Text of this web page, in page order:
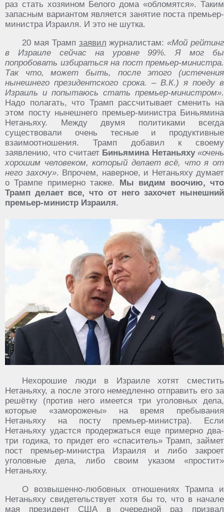
раз стать хозяином Белого дома «обломятся». Таким
запасным вариантом является занятие поста премьер-
министра Израиля. И это не шутка.
20 мая Трамп заявил журналистам:«Мой рейтинг
в Израиле сейчас на уровне 99%. Я мог бы
попробовать избираться на пост премьер-министра.
Так что, может быть, после этого (истечения
нынешнего президентского срока. – В.К.) я поеду в
Израиль и попытаюсь стать премьер-министром».
Надо полагать, что Трамп рассчитывает сменить на
этом посту нынешнего премьер-министра Биньямина
Нетаньяху. Между двумя политиками всегда
существовали очень тесные и продуктивные
взаимоотношения. Трамп добавил к своему
заявлению, что считает Биньямина Нетаньяху «очень
хорошим человеком, который делает всё, что я от
него захочу». Впрочем, наверное, и Нетаньяху думает
о Трампе примерно также. Мы видим воочию, что
Трамп делает все, что от него захочет нынешний
премьер-министр Израиля.
Нехорошие люди в Израиле хотят сместить
Нетаньяху, а после этого немедленно отправить его за
решётку (против него имеется три уголовных дела,
которые «заморожены» на время пребывания
Нетаньяху на посту премьер-министра). Если
Нетаньяху удастся продержаться еще примерно два-
три годика, то придет его «спаситель» Трамп, займет
пост премьер-министра Израиля и либо закроет
уголовные дела, либо своим указом «простит»
Нетаньяху.
О возвышенно-любовных отношениях Трампа и
Нетаньяху свидетельствует хотя бы то, что в начале
мая президент США в очередной раз призвал